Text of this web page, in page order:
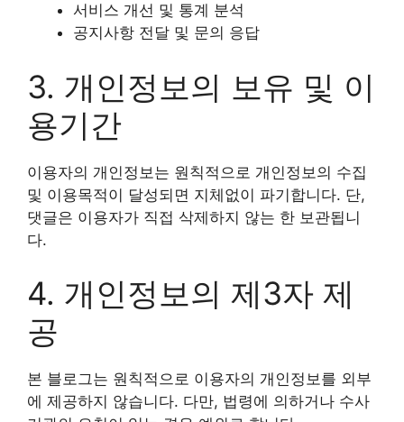
서비스 개선 및 통계 분석
공지사항 전달 및 문의 응답
3. 개인정보의 보유 및 이
용기간
이용자의 개인정보는 원칙적으로 개인정보의 수집
및 이용목적이 달성되면 지체없이 파기합니다. 단,
댓글은 이용자가 직접 삭제하지 않는 한 보관됩니
다.
4. 개인정보의 제3자 제
공
본 블로그는 원칙적으로 이용자의 개인정보를 외부
에 제공하지 않습니다. 다만, 법령에 의하거나 수사